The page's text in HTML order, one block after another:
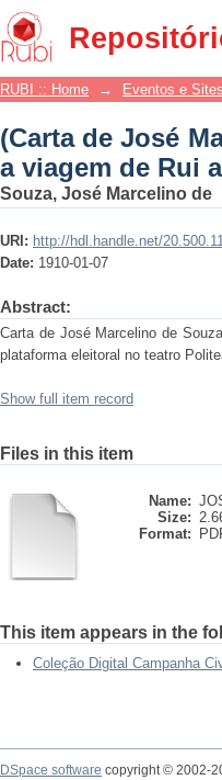
(Carta de José
Bahia)
RUBI :: Home → Eventos e
(Carta de José
a viagem de Rui
Souza, José Marcelino de
URI: http://hdl.handle.net/
Date: 1910-01-07
Abstract:
Carta de José Marcelino de
plataforma eleitoral no teatro
Show full item record
Files in this item
Name:
Size:
Format:
This item appears in the
Coleção Digital Campanha
DSpace software copyright © 2002-